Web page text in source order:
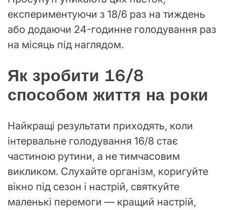
експериментуючи з 18/6 раз на тиждень
або додаючи 24-годинне голодування раз
на місяць під наглядом.
Як зробити 16/8
способом життя на роки
Найкращі результати приходять, коли
інтервальне голодування 16/8 стає
частиною рутини, а не тимчасовим
викликом. Слухайте організм, коригуйте
вікно під сезон і настрій, святкуйте
маленькі перемоги — кращий настрій,